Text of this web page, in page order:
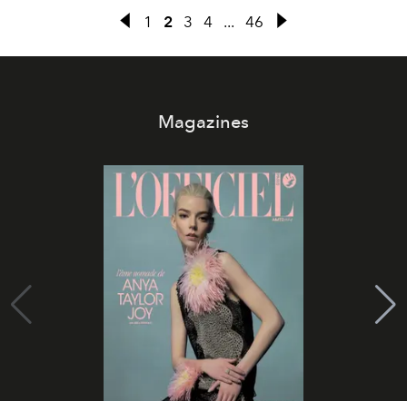
1 2 3 4 ... 46
Magazines